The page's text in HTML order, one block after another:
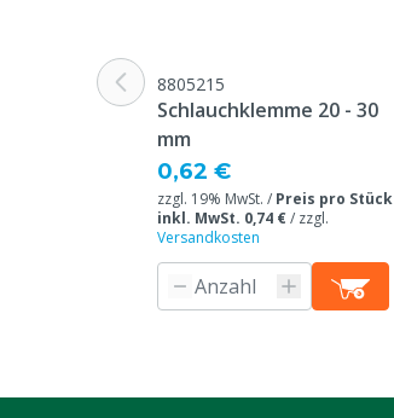
8805215
Schlauchklemme 20 - 30
mm
0,62 €
zzgl. 19% MwSt. / Preis pro Stück
inkl. MwSt. 0,74 €/ zzgl.
Versandkosten